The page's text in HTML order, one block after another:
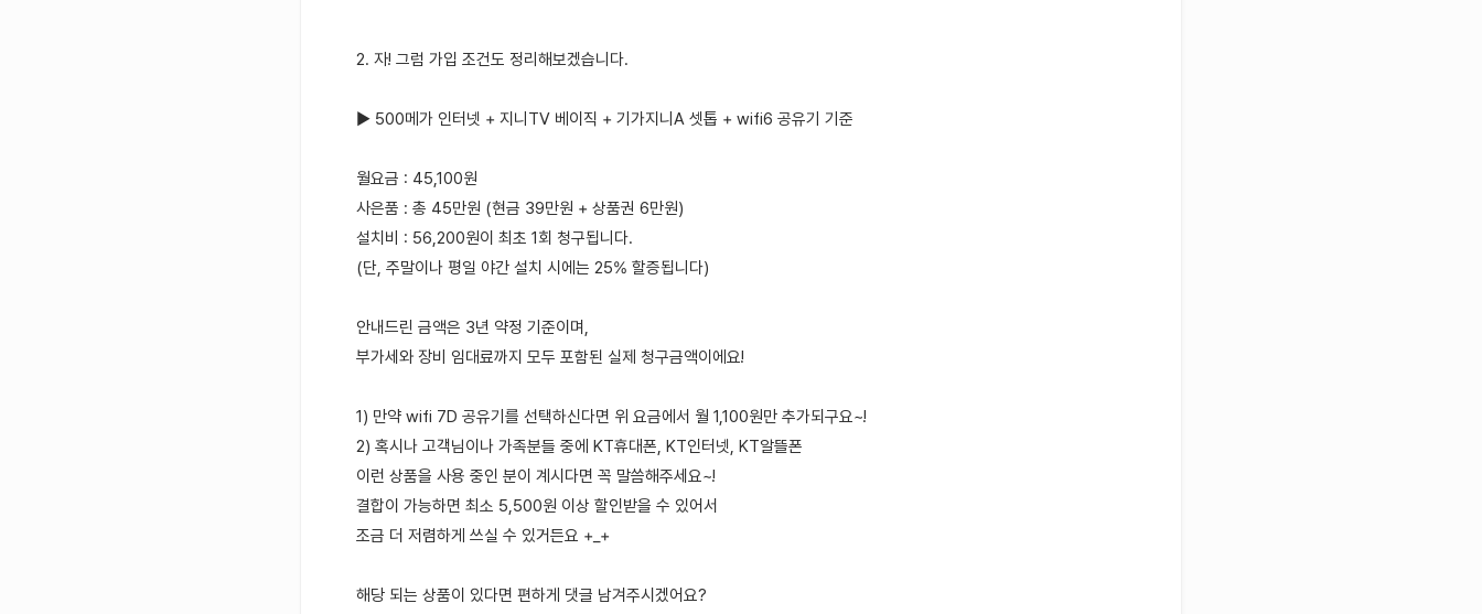
2. 자! 그럼 가입 조건도 정리해보겠습니다.
▶ 500메가 인터넷 + 지니TV 베이직 + 기가지니A 셋톱 + wifi6 공유기 기준
월요금 : 45,100원
사은품 : 총 45만원 (현금 39만원 + 상품권 6만원)
설치비 : 56,200원이 최초 1회 청구됩니다.
(단, 주말이나 평일 야간 설치 시에는 25% 할증됩니다)
안내드린 금액은 3년 약정 기준이며,
부가세와 장비 임대료까지 모두 포함된 실제 청구금액이에요!
1) 만약 wifi 7D 공유기를 선택하신다면 위 요금에서 월 1,100원만 추가되구요~!
2) 혹시나 고객님이나 가족분들 중에 KT휴대폰, KT인터넷, KT알뜰폰
이런 상품을 사용 중인 분이 계시다면 꼭 말씀해주세요~!
결합이 가능하면 최소 5,500원 이상 할인받을 수 있어서
조금 더 저렴하게 쓰실 수 있거든요 +_+
해당 되는 상품이 있다면 편하게 댓글 남겨주시겠어요?